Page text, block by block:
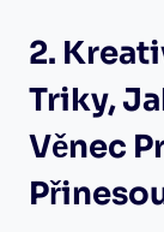
2.
Triky,
Věnec